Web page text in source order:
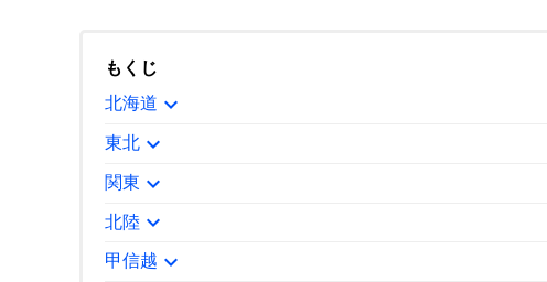
もくじ
北海道 expand_more
東北 expand_more
関東 expand_more
北陸 expand_more
甲信越 expand_more